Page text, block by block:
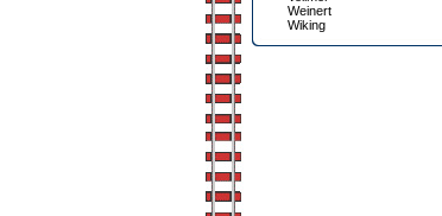
Weinert
Wiking